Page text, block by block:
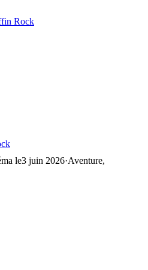
Rock
le3 juin 2026·Aventure,